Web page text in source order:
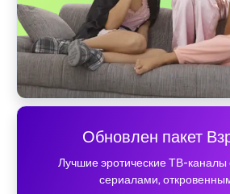
Обновлен пакет
Лучшие эротические ТВ-
сериалами,